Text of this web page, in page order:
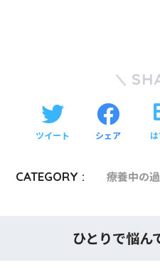
ツイート シェア
CATEGORY : 療養中の
ひとりで悩ん